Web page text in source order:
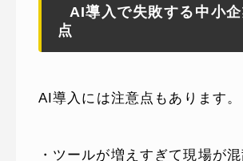
AI導入で失敗する中小
点
AI導入には注意点もあります。
・ツールが増えすぎて現場が